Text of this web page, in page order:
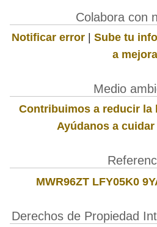
Colabora con
Notificar error | Sube tu
a
Medio
Contribuimos a reducir la
Ayúdanos a
MWR96ZT LFY05K0
Derechos de Propiedad